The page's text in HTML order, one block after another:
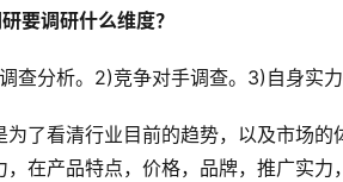
要调研什么维度？
查分析。2)竞争对手调查。3)自身实力
为了看清行业目前的趋势，以及市场
，在产品特点，价格，品牌，推广实